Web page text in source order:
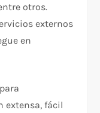
otros.
externos
en
extensa, fácil